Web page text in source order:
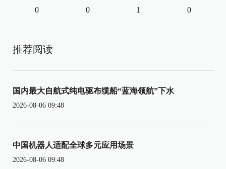
0 0 1 0
推荐阅读
国内最大自航式纯电驱布缆船“蓝海领航”下水
2026-08-06 09:48
中国机器人适配全球多元应用场景
2026-08-06 09:48